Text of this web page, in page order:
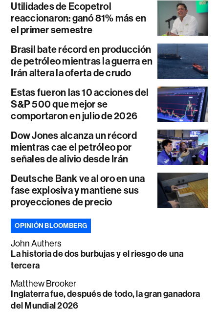
Utilidades de Ecopetrol
reaccionaron: ganó 81% más en
el primer semestre
Brasil bate récord en producción
de petróleo mientras la guerra en
Irán altera la oferta de crudo
Estas fueron las 10 acciones del
S&P 500 que mejor se
comportaron en julio de 2026
Dow Jones alcanza un récord
mientras cae el petróleo por
señales de alivio desde Irán
Deutsche Bank ve al oro en una
fase explosiva y mantiene sus
proyecciones de precio
OPINIÓN BLOOMBERG
John Authers
La historia de dos burbujas y el riesgo de una
tercera
Matthew Brooker
Inglaterra fue, después de todo, la gran ganadora
del Mundial 2026